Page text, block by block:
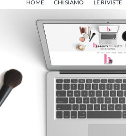
HOME CHI SIAMO LE RIVISTE